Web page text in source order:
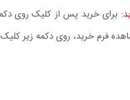
برای خرید پس از کلیک روی
فرم خرید، روی دکمه زیر کلیک